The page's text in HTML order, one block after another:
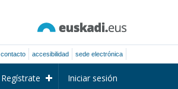
contacto accesibilidad sede electrónica
Regístrate Iniciar sesión